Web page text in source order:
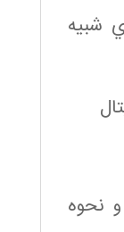
شبيه
1-1 طرز كار دستگاه DWT و نحوه